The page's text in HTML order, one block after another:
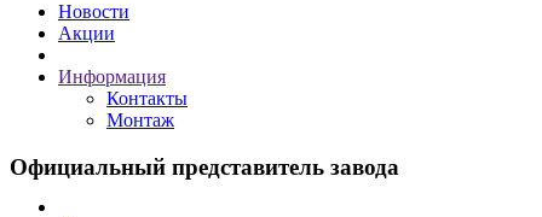
Новости
Акции
Информация
Контакты
Монтаж
Официальный представитель завода